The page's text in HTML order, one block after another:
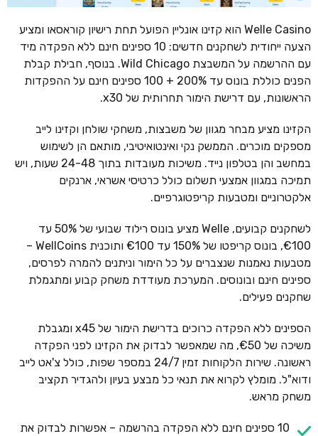
Welle Casino הוא קזינו אונליין הפועל תחת רישיון קוראסאו ומציע
הצעה ייחודית לשחקנים חדשים: 10 ספינים חינם ללא הפקדה מיד
עם ההרשמה על המשבצת Wild Chicago. בנוסף, חבילת קבלת
הפנים כוללת בונוס עד 200% + 100 ספינים חינם על ההפקדות
הראשונות, עם דרישת הימור תחרותית של x30.
הקזינו מציע מבחר מגוון של משבצות, משחקי שולחן וקזינו לייב
מספקים מוכרים. הממשק נקי ואינטואיטיבי, מותאם הן לשימוש
במחשב והן בטלפון נייד. משיכות מעובדות בתוך 24-48 שעות, ויש
תמיכה במגוון אמצעי תשלום כולל כרטיסי אשראי, ארנקים
אלקטרוניים ומטבעות קריפטוגרפיים.
לשחקנים קבועים, Welle מציע בונוס רילוד שבועי של 50% עד
€100, בונוס קריפטו של 150% עד €100 ותוכנית WellCoins –
מטבעות נאמנות שנצברים על כל הימור וניתנים להמרה לפרסים,
ספינים חינם ובונוסים. המערכת מעודדת משחק קבוע ומתגמלת
שחקנים פעילים.
הספינים ללא הפקדה כרוכים בדרישת הימור של x45 ומגבלת
משיכה של €50, מה שמאפשר לבדוק את הקזינו לפני הפקדה
ראשונה. שירות הלקוחות זמין 24/7 במספר שפות, כולל צ'אט לייב
ודוא"ל. מומלץ לקרוא את תנאי כל מבצע בעיון ולהגדיר תקציב
משחק מראש.
10 ספינים חינם ללא הפקדה בהרשמה – אפשרות לבדוק את